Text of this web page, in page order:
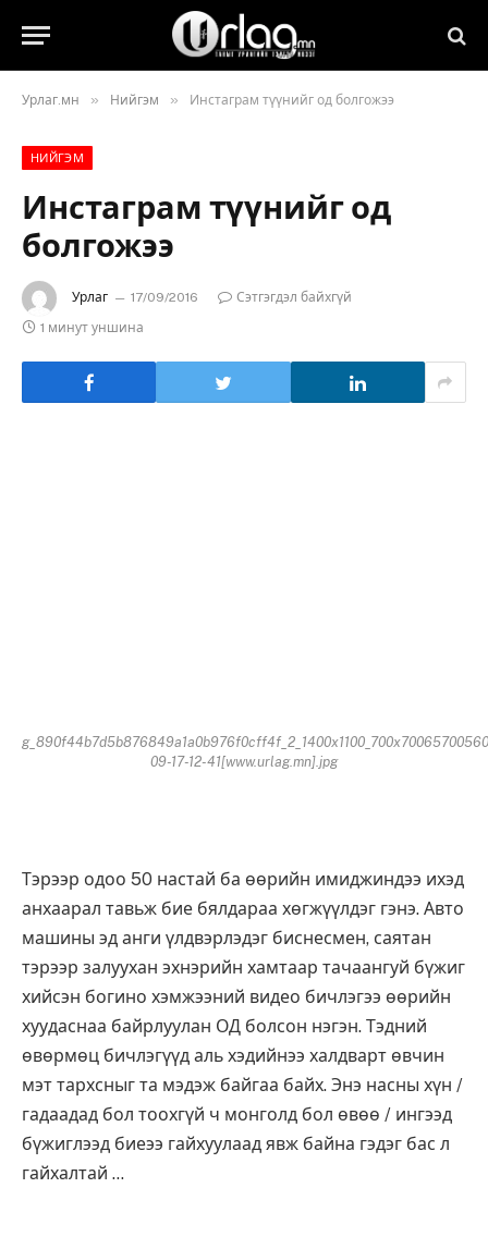
Урлаг.мн » Нийгэм » Инстаграм түүнийг од болгожээ
НИЙГЭМ
Инстаграм түүнийг од
болгожээ
Урлаг 17/09/2016
Сэтгэгдэл байхгүй
1 минут уншина
09-17-12-41[www.urlag.mn].jpg
Тэрээр одоо 50 настай ба өөрийн имиджиндээ ихэд
анхаарал тавьж бие бялдараа хөгжүүлдэг гэнэ. Авто
машины эд анги үлдвэрлэдэг биснесмен, саятан
тэрээр залуухан эхнэрийн хамтаар тачаангуй бүжиг
хийсэн богино хэмжээний видео бичлэгээ өөрийн
хуудаснаа байрлуулан ОД болсон нэгэн. Тэдний
өвөрмөц бичлэгүүд аль хэдийнээ халдварт өвчин
мэт тархсныг та мэдэж байгаа байх. Энэ насны хүн /
гадаадад бол тоохгүй ч монголд бол өвөө / ингээд
бүжиглээд биеээ гайхуулаад явж байна гэдэг бас л
гайхалтай …